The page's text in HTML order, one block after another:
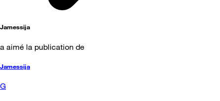
Jamessija
a aimé la publication de
Jamessija
G